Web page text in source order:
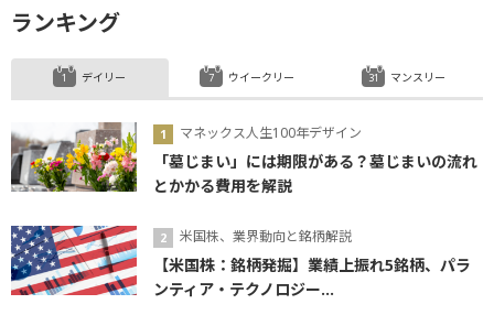
ランキング
デイリー
マネックス人生100年デザイン
「墓じまい」には期限がある？墓じまいの流れ
とかかる費用を解説
米国株、業界動向と銘柄解説
【米国株：銘柄発掘】業績上振れ5銘柄、パラ
ンティア・テクノロジー...
ウイークリー マンスリー